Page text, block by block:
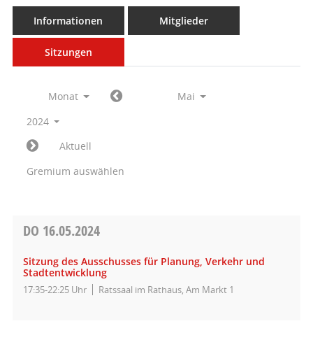
Informationen Mitglieder
Sitzungen
Monat
Mai
2024
Aktuell
Gremium auswählen
DO 16.05.2024
Sitzung des Ausschusses für Planung, Verkehr und
Stadtentwicklung
17:35-22:25 Uhr Ratssaal im Rathaus, Am Markt 1